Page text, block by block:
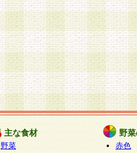
主な食材
野菜
野
赤色